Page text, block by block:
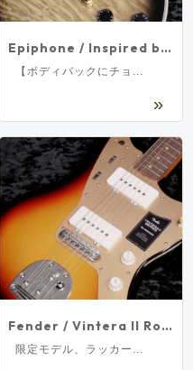
Epiphone / Inspired by Gibson Custom Les Paul Custom Quilt Cobra Burst【アウトレット特価】【新宿店】
【ボディバックにチョ...
Fender / Vintera II Road Worn ‘50s Jazzmaster Rosewood 3-Color Sunburst【新品アウトレット】【新宿店】【値下げ】
限定モデル、ラッカー...